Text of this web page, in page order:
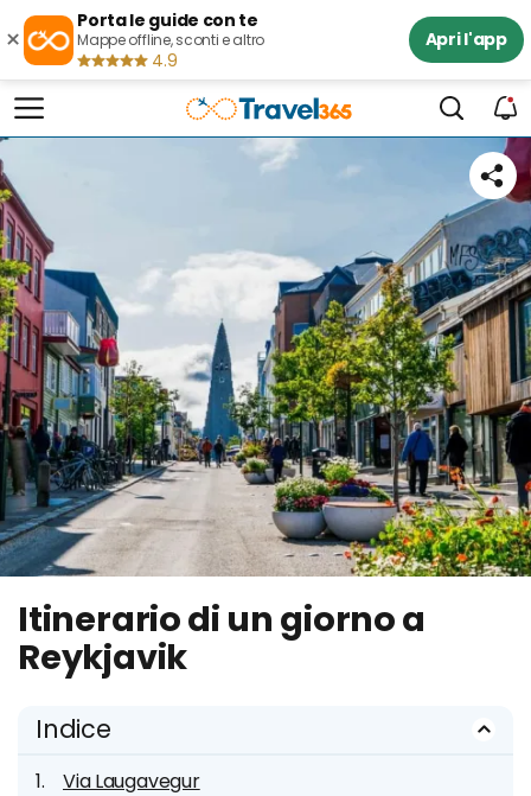
×
Porta le guide con te
Mappe offline, sconti e altro
4.9
Apri l'app
Itinerario di un giorno a
Reykjavik
Indice
Via Laugavegur